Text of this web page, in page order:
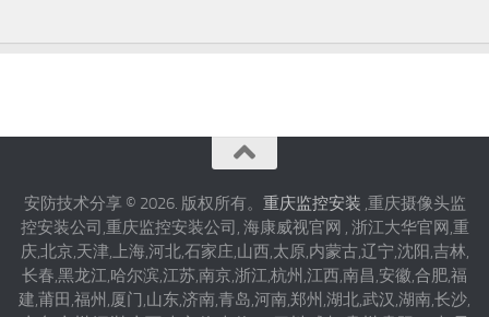
安防技术分享 © 2026. 版权所有。 重庆监控安装 ,重庆摄像头监
控安装公司,重庆监控安装公司, 海康威视官网 , 浙江大华官网,重
庆,北京,天津,上海,河北,石家庄,山西,太原,内蒙古,辽宁,沈阳,吉林,
长春,黑龙江,哈尔滨,江苏,南京,浙江,杭州,江西,南昌,安徽,合肥,福
建,莆田,福州,厦门,山东,济南,青岛,河南,郑州,湖北,武汉,湖南,长沙,